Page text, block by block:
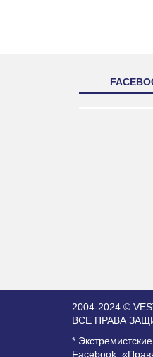
2004-2024 ©
ВСЕ ПРАВА
*
Facebook,